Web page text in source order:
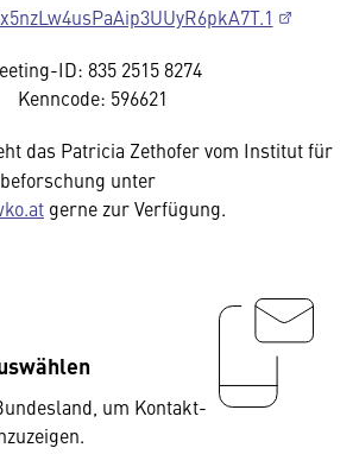
ID: 835 2515 8274
Kenncode: 596621
das Patricia Zethofer vom Institut für
unter
gerne zur Verfügung.
um Kontakt-